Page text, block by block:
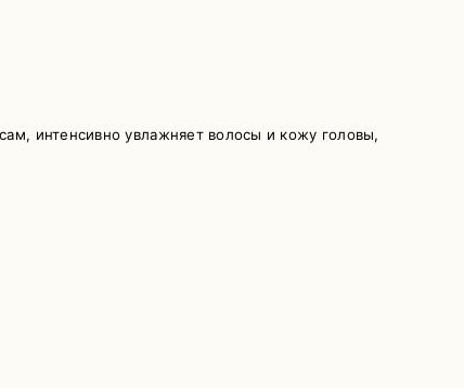
интенсивно увлажняет волосы и кожу головы,